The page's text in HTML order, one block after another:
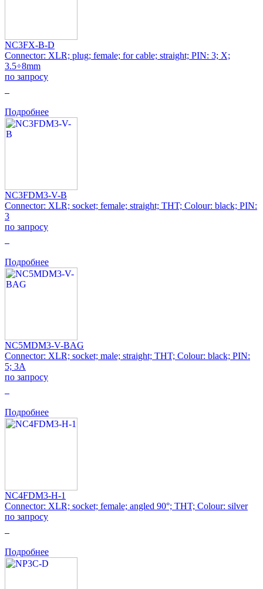
NC3FX-B-D
Connector: XLR; plug; female; for cable; straight; PIN: 3; X;
3.5÷8mm
по запросу
Подробнее
NC3FDM3-V-B
Connector: XLR; socket; female; straight; THT; Colour: black; PIN:
3
по запросу
Подробнее
NC5MDM3-V-BAG
Connector: XLR; socket; male; straight; THT; Colour: black; PIN:
5; 3A
по запросу
Подробнее
NC4FDM3-H-1
Connector: XLR; socket; female; angled 90°; THT; Colour: silver
по запросу
Подробнее